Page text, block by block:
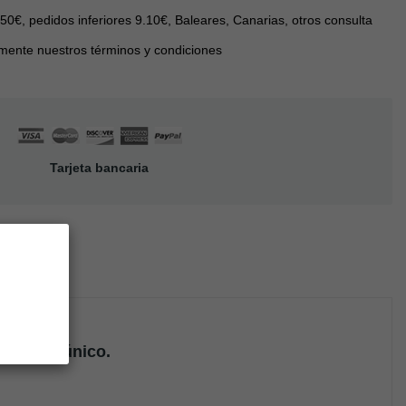
pedidos inferiores 9.10€, Baleares, Canarias, otros consulta
nuestros términos y condiciones
Tarjeta bancaria
y único.